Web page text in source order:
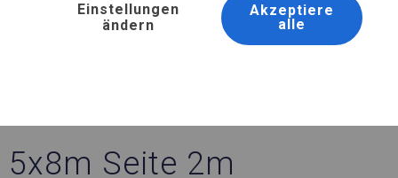
5x8m Seite 2m
Einstellungen
ändern
Akzeptiere
alle